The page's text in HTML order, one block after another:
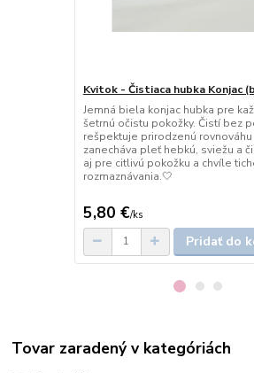
Kvitok - Čistiaca hubka Konjac
Jemná biela konjac hubka pre
šetrnú očistu pokožky. Čistí bez
rešpektuje prirodzenú rovnováhu
zanecháva pleť hebkú, sviežu a
aj pre citlivú pokožku a chvíle
rozmaznávania.🤍
5,80 €/ks
Pridať do
Tovar zaradený v kategóriách